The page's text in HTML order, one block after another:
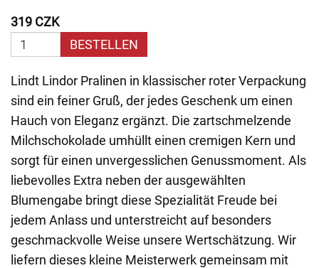
319 CZK
BESTELLEN
Lindt Lindor Pralinen in klassischer roter Verpackung
sind ein feiner Gruß, der jedes Geschenk um einen
Hauch von Eleganz ergänzt. Die zartschmelzende
Milchschokolade umhüllt einen cremigen Kern und
sorgt für einen unvergesslichen Genussmoment. Als
liebevolles Extra neben der ausgewählten
Blumengabe bringt diese Spezialität Freude bei
jedem Anlass und unterstreicht auf besonders
geschmackvolle Weise unsere Wertschätzung. Wir
liefern dieses kleine Meisterwerk gemeinsam mit